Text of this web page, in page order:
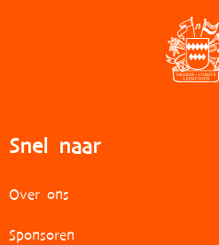
Snel naar
Over ons
Sponsoren